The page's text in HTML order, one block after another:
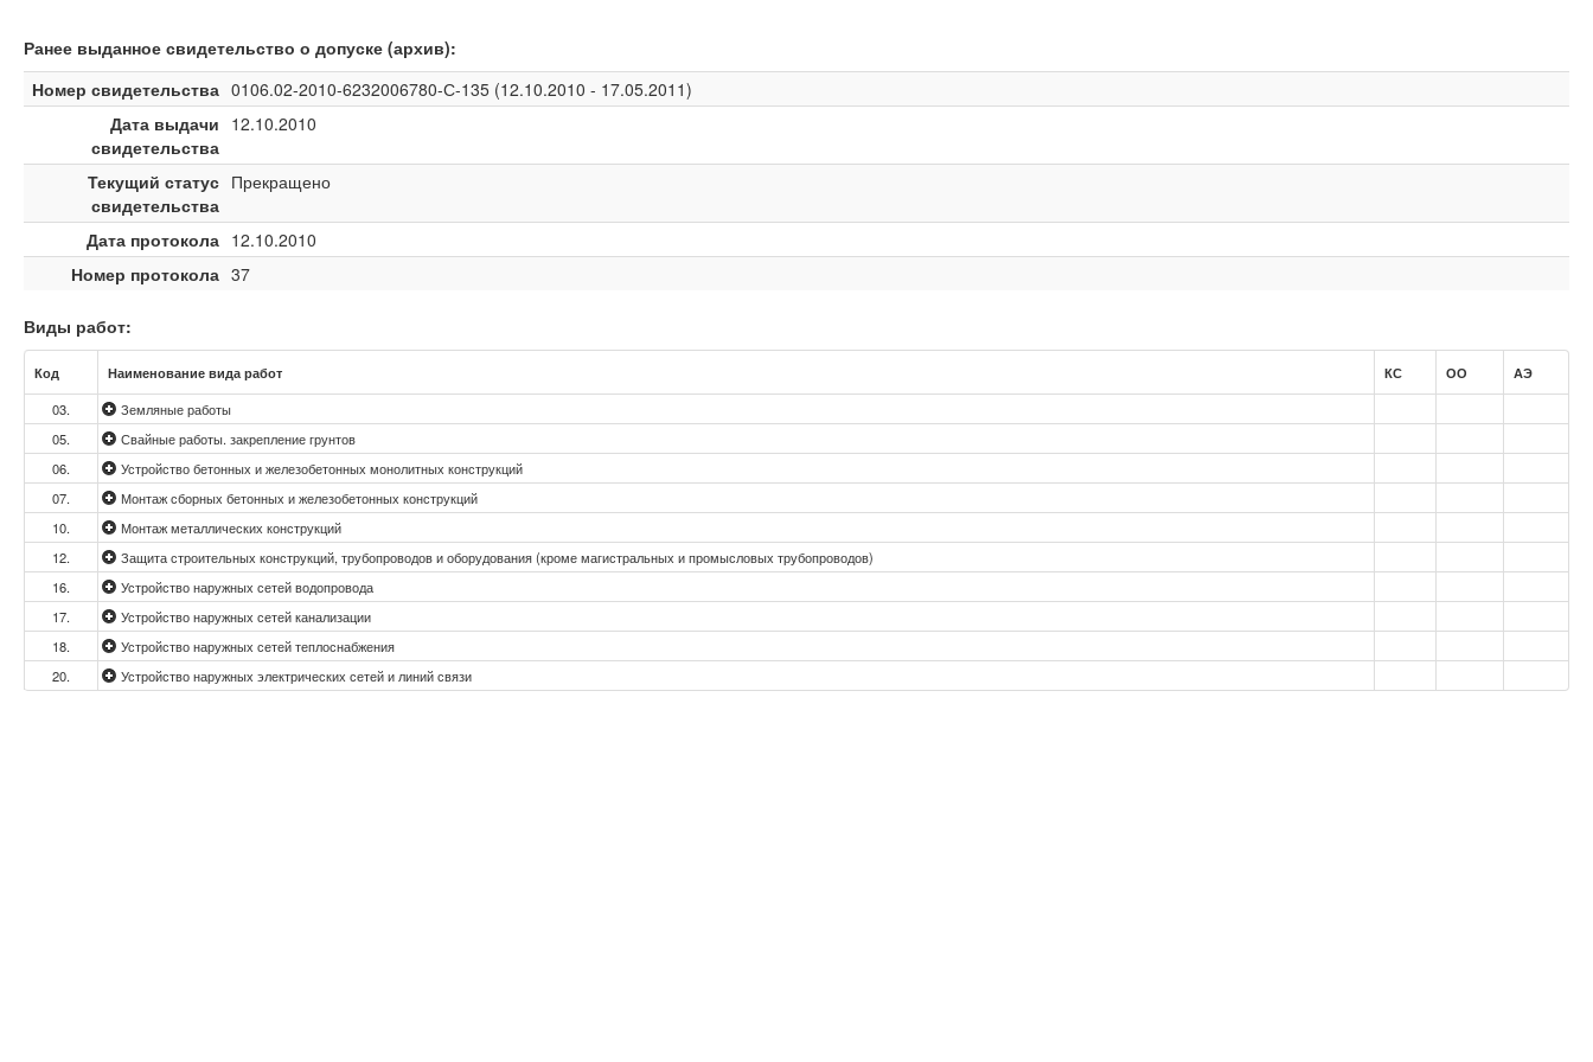
Ранее выданное свидетельство о допуске (архив):
Номер свидетельства 0106.02-2010-6232006780-С-135 (12.10.2010 - 17.05.2011)
Дата выдачи
свидетельства
12.10.2010
Текущий статус
свидетельства
Прекращено
Дата протокола 12.10.2010
Номер протокола 37
Виды работ:
Код Наименование вида работ КС ОО
АЭ
03.
Земляные работы
05.
Свайные работы. закрепление грунтов
06.
Устройство бетонных и железобетонных монолитных конструкций
07.
Монтаж сборных бетонных и железобетонных конструкций
10.
Монтаж металлических конструкций
12.
Защита строительных конструкций, трубопроводов и оборудования (кроме магистральных и промысловых трубопроводов)
16.
Устройство наружных сетей водопровода
17.
Устройство наружных сетей канализации
18.
Устройство наружных сетей теплоснабжения
20.
Устройство наружных электрических сетей и линий связи